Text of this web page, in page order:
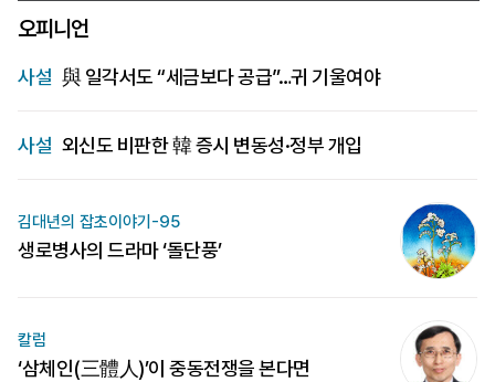
오피니언
사설 與 일각서도 “세금보다 공급”…귀 기울여야
사설 외신도 비판한 韓 증시 변동성·정부 개입
김대년의 잡초이야기-95
생로병사의 드라마 ‘돌단풍’
칼럼
‘삼체인(三體人)’이 중동전쟁을 본다면